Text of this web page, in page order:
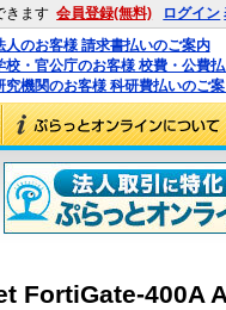
きます 会員登録(無料) ログイン
人のお客様 請求書払いのご案内
校・官公庁のお客様 校費・公費
究機関のお客様 科研費払いのご
FortiGate-400A